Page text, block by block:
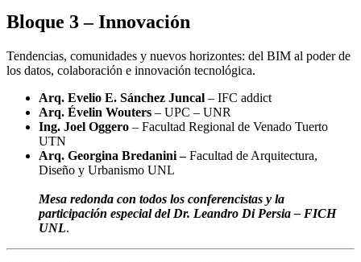
Bloque 3 – Innovación
Tendencias, comunidades y nuevos horizontes: del BIM al poder de
los datos, colaboración e innovación tecnológica.
Arq. Evelio E. Sánchez Juncal – IFC addict
Arq. Évelin Wouters – UPC – UNR
Ing. Joel Oggero – Facultad Regional de Venado Tuerto
UTN
Arq. Georgina Bredanini –Facultad de Arquitectura,
Diseño y Urbanismo UNL
Mesa redonda con todos los conferencistas y la
participación especial del Dr. Leandro Di Persia – FICH
UNL.